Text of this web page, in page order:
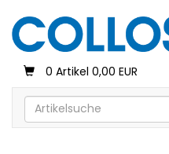
0 Artikel 0,00 EUR